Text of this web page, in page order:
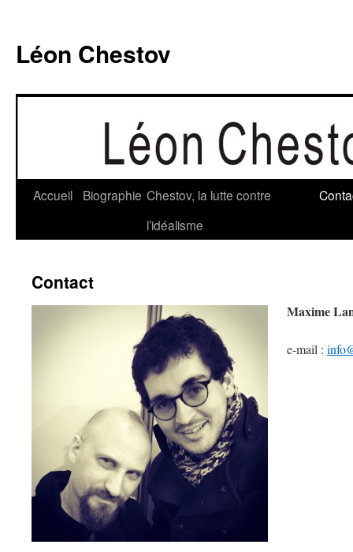
Léon Chestov
Aller
Accueil Biographie Chestov, la lutte contre
l’idéalisme
Contact
Maxime
e-mail :